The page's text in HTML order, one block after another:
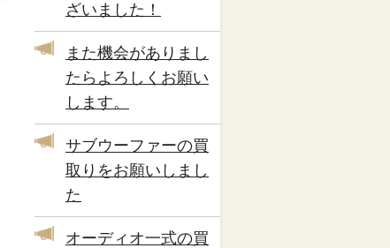
ざいました！
また機会がありまし
たらよろしくお願い
します。
サブウーファーの買
取りをお願いしまし
た
オーディオ一式の買